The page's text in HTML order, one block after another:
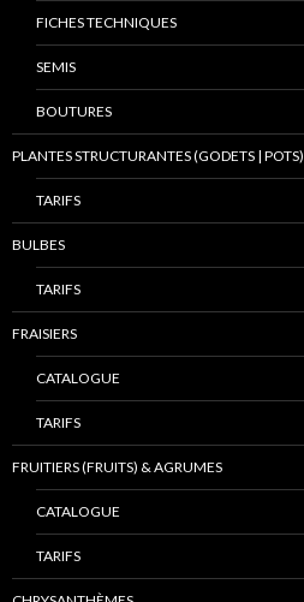
FICHES TECHNIQUES
SEMIS
BOUTURES
PLANTES STRUCTURANTES (GODETS | POTS)
TARIFS
BULBES
TARIFS
FRAISIERS
CATALOGUE
TARIFS
FRUITIERS (FRUITS) & AGRUMES
CATALOGUE
TARIFS